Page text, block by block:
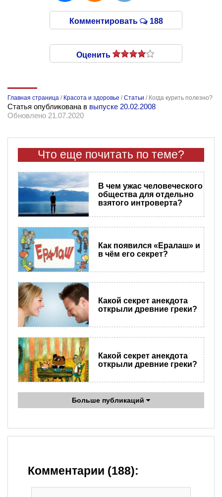
Комментировать 188
Оценить
Главная страница / Красота и здоровье /Статьи / Когда курить полезно?
Статья опубликована в выпуске 20.02.2008
Обновлено 21.07.2020
Что еще почитать по теме?
В чем ужас человеческого
общества для отдельно
взятого интроверта?
Как появился «Ералаш» и
в чём его секрет?
Какой секрет анекдота
открыли древние греки?
Какой секрет анекдота
открыли древние греки?
Больше публикаций
Комментарии (188):